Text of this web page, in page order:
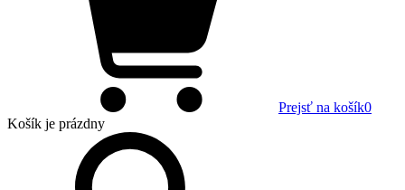
Prejsť na košík0
Košík je prázdny